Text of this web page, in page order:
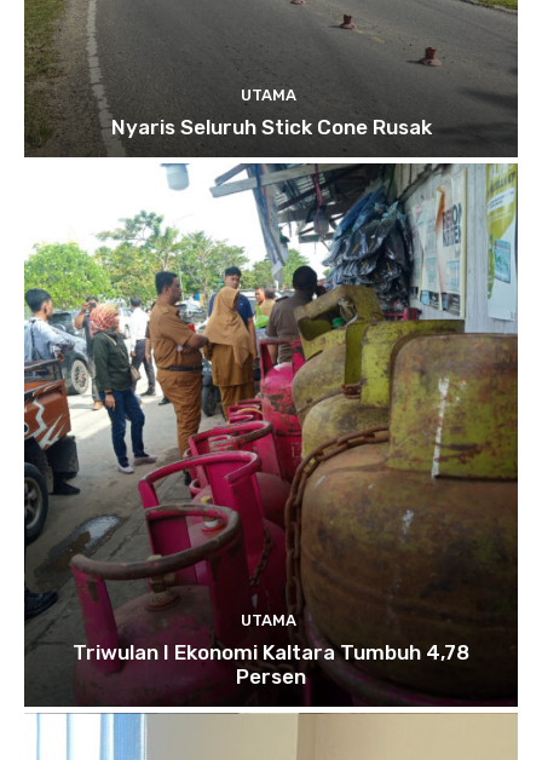
UTAMA
Nyaris Seluruh Stick Cone Rusak
UTAMA
Triwulan I Ekonomi Kaltara Tumbuh 4,78
Persen